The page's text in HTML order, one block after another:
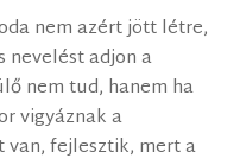
nem azért jött létre,
nevelést adjon a
nem tud, hanem ha
vigyáznak a
van, fejlesztik, mert a